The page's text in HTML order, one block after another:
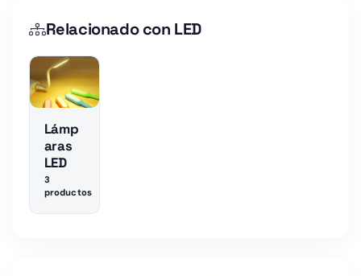
Relacionado con LED
Lámp
aras
LED
3
productos